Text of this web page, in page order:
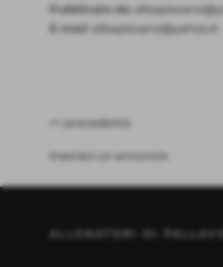
Pubblicato da:
E-mail:
elisapiovano@yahoo.it
<< precedente
inserisci un annuncio
ALLENATORI DI